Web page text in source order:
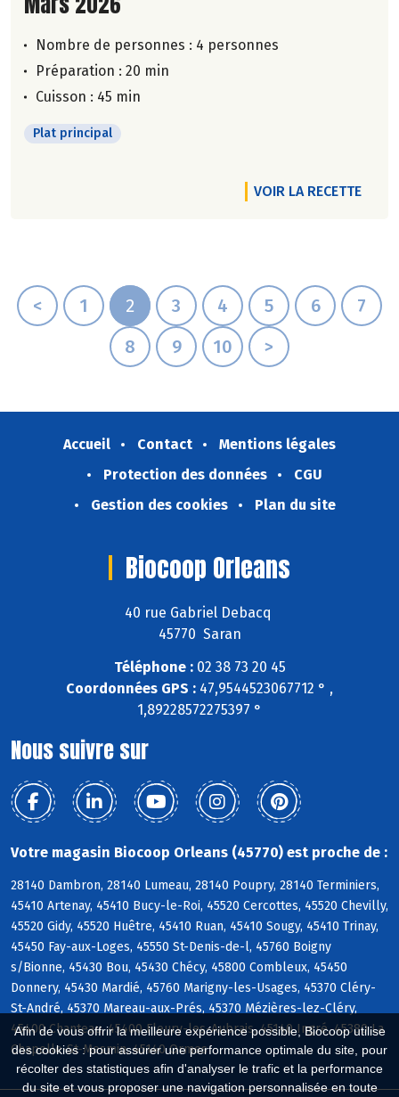
Afin de vous offrir la meilleure expérience possible, Biocoop utilise
des cookies : pour assurer une performance optimale du site, pour
récolter des statistiques afin d'analyser le trafic et la performance
du site et vous proposer une navigation personnalisée en toute
Nombre de personnes : 4 personnes
Préparation : 20 min
Cuisson : 45 min
Plat principal
VOIR LA RECETTE
< 1 2 3 4 5 6
7
8
9 10 >
Accueil Contact
Mentions légales
Protection des données
CGU
Gestion des cookies
Plan du site
Biocoop Orleans
40 rue Gabriel Debacq
45770 Saran
Téléphone :02 38 73 20 45
Coordonnées GPS : 47,9544523067712 ° ,
1,89228572275397 °
Nous suivre sur
Votre magasin Biocoop Orleans (45770) est proche de :
28140 Dambron, 28140 Lumeau, 28140 Poupry, 28140 Terminiers,
45410 Artenay, 45410 Bucy-le-Roi, 45520 Cercottes, 45520 Chevilly,
45520 Gidy, 45520 Huêtre, 45410 Ruan, 45410 Sougy, 45410 Trinay,
45450 Fay-aux-Loges, 45550 St-Denis-de-l, 45760 Boigny
s/Bionne, 45430 Bou, 45430 Chécy, 45800 Combleux, 45450
Donnery, 45430 Mardié, 45760 Marigny-les-Usages, 45370 Cléry-
St-André, 45370 Mareau-aux-Prés, 45370 Mézières-lez-Cléry,
45400 Chanteau, 45400 Fleury-les-Aubrais, 45140 Ingré, 45380 La
Chapelle-St-Mesmin, 45140 Ormes